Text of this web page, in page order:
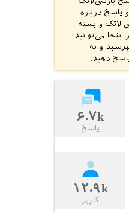
درباره
لاتک و بسته
می‌توانید
و به
دهید.
۶.۷k
پاسخ
۱۲.۹k
کاربر